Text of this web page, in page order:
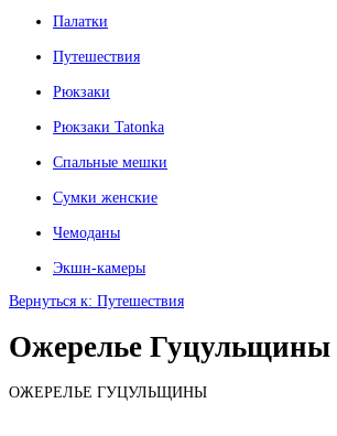
Палатки
Путешествия
Рюкзаки
Рюкзаки Tatonka
Спальные мешки
Сумки женские
Чемоданы
Экшн-камеры
Вернуться к: Путешествия
Ожерелье Гуцульщины
ОЖЕРЕЛЬЕ ГУЦУЛЬЩИНЫ